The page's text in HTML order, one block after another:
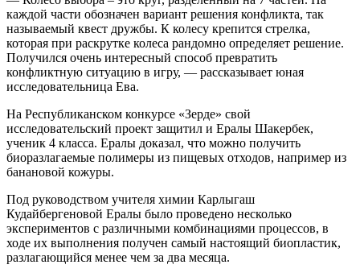
каждой части обозначен вариант решения конфликта, так
называемый квест дружбы. К колесу крепится стрелка,
которая при раскрутке колеса рандомно определяет решение.
Получился очень интересный способ превратить
конфликтную ситуацию в игру, — рассказывает юная
исследовательница Ева.
На Республиканском конкурсе «Зерде» свой
исследовательский проект защитил и Ералы Шакербек,
ученик 4 класса. Ералы доказал, что можно получить
биоразлагаемые полимеры из пищевых отходов, например из
банановой кожуры.
Под руководством учителя химии Карлыгаш
Кудайбергеновой Ералы было проведено несколько
экспериментов с различными комбинациями процессов, в
ходе их выполнения получен самый настоящий биопластик,
разлагающийся менее чем за два месяца.